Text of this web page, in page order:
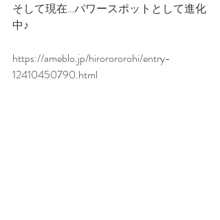
そして現在…パワースポットとして進化
中♪
https://ameblo.jp/hirorororohi/entry-
12410450790.html